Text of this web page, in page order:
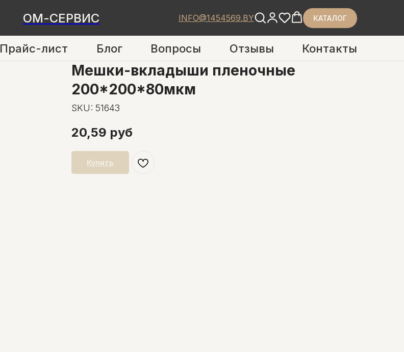
ОМ-СЕРВИС INFO@1454569.BY КАТАЛОГ
Прайс-лист Блог Вопросы Отзывы Контакты
Мешки-вкладыши пленочные
200*200*80мкм
SKU: 51643
20,59 руб
Купить